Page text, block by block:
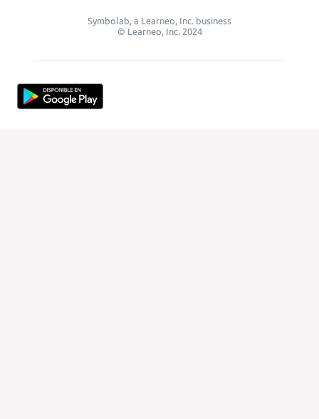
Symbolab, a Learneo, Inc. business
© Learneo, Inc. 2024